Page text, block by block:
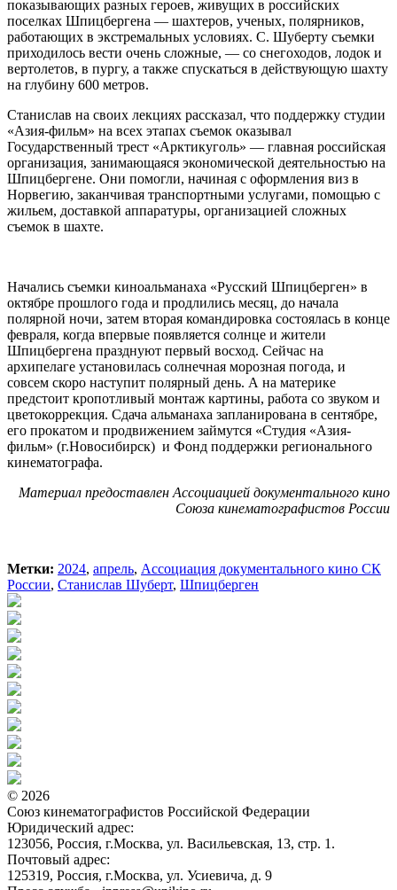
показывающих разных героев, живущих в российских
поселках Шпицбергена — шахтеров, ученых, полярников,
работающих в экстремальных условиях. С. Шуберту съемки
приходилось вести очень сложные, — со снегоходов, лодок и
вертолетов, в пургу, а также спускаться в действующую шахту
на глубину 600 метров.
Станислав на своих лекциях рассказал, что поддержку студии
«Азия-фильм» на всех этапах съемок оказывал
Государственный трест «Арктикуголь» — главная российская
организация, занимающаяся экономической деятельностью на
Шпицбергене. Они помогли, начиная с оформления виз в
Норвегию, заканчивая транспортными услугами, помощью с
жильем, доставкой аппаратуры, организацией сложных
съемок в шахте.
Начались съемки киноальманаха «Русский Шпицберген» в
октябре прошлого года и продлились месяц, до начала
полярной ночи, затем вторая командировка состоялась в конце
февраля, когда впервые появляется солнце и жители
Шпицбергена празднуют первый восход. Сейчас на
архипелаге установилась солнечная морозная погода, и
совсем скоро наступит полярный день. А на материке
предстоит кропотливый монтаж картины, работа со звуком и
цветокоррекция. Сдача альманаха запланирована в сентябре,
его прокатом и продвижением займутся «Студия «Азия-
фильм» (г.Новосибирск) и Фонд поддержки регионального
кинематографа.
Материал предоставлен Ассоциацией документального кино
Союза кинематографистов России
Метки: 2024, апрель, Ассоциация документального кино СК
России, Станислав Шуберт, Шпицберген
© 2026
Союз кинематографистов Российской Федерации
Юридический адрес:
123056, Россия, г.Москва, ул. Васильевская, 13, стр. 1.
Почтовый адрес:
125319, Россия, г.Москва, ул. Усиевича, д. 9